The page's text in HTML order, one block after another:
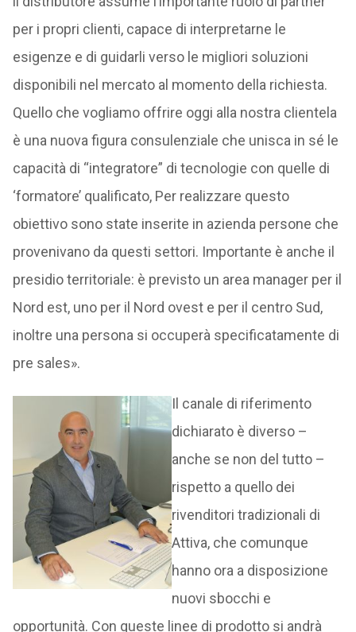
per i propri clienti, capace di interpretarne le
esigenze e di guidarli verso le migliori soluzioni
disponibili nel mercato al momento della richiesta.
Quello che vogliamo offrire oggi alla nostra clientela
è una nuova figura consulenziale che unisca in sé le
capacità di “integratore” di tecnologie con quelle di
‘formatore’ qualificato, Per realizzare questo
obiettivo sono state inserite in azienda persone che
provenivano da questi settori. Importante è anche il
presidio territoriale: è previsto un area manager per il
Nord est, uno per il Nord ovest e per il centro Sud,
inoltre una persona si occuperà specificatamente di
pre sales».
Il canale di riferimento
dichiarato è diverso –
anche se non del tutto –
rispetto a quello dei
rivenditori tradizionali di
Attiva, che comunque
hanno ora a disposizione
nuovi sbocchi e
opportunità. Con queste linee di prodotto si andrà